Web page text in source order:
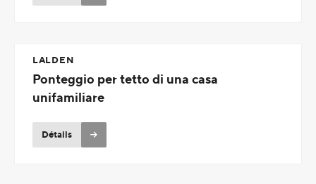
LALDEN
Ponteggio per tetto di una casa
unifamiliare
Détails